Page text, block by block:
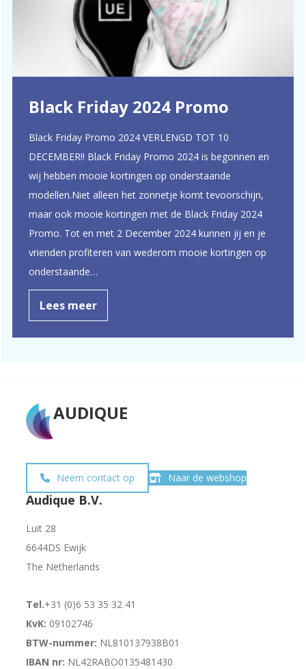
Black Friday 2024 Promo
Black Friday Promo 2024 VERLENGD TOT 10
DECEMBER!! Black Friday Promo 2024 is begonnen en
wij hebben mooie kortingen op onderstaande
modellen.Niet alleen het zonnetje komt tevoorschijn,
maar ook mooie kortingen met de Black Friday 2024
Promo. Tot en met 2 December 2024 kunnen jij en je
vrienden profiteren van wederom mooie kortingen op
onderstaande…
Lees meer
AUDIQUE
Neem contact op Naar de webshop
Audique B.V.
Luit 28
6644DS Ewijk
The Netherlands
Tel.+31 (0)6 53 35 32 41
KvK: 09102746
BTW-nummer: NL810137938B01
IBAN nr: NL42RABO0135481430